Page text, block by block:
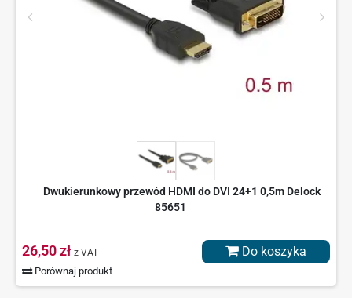
Dwukierunkowy przewód HDMI do DVI 24+1 0,5m Delock
85651
26,50 zł z VAT
Porównaj produkt
Do koszyka